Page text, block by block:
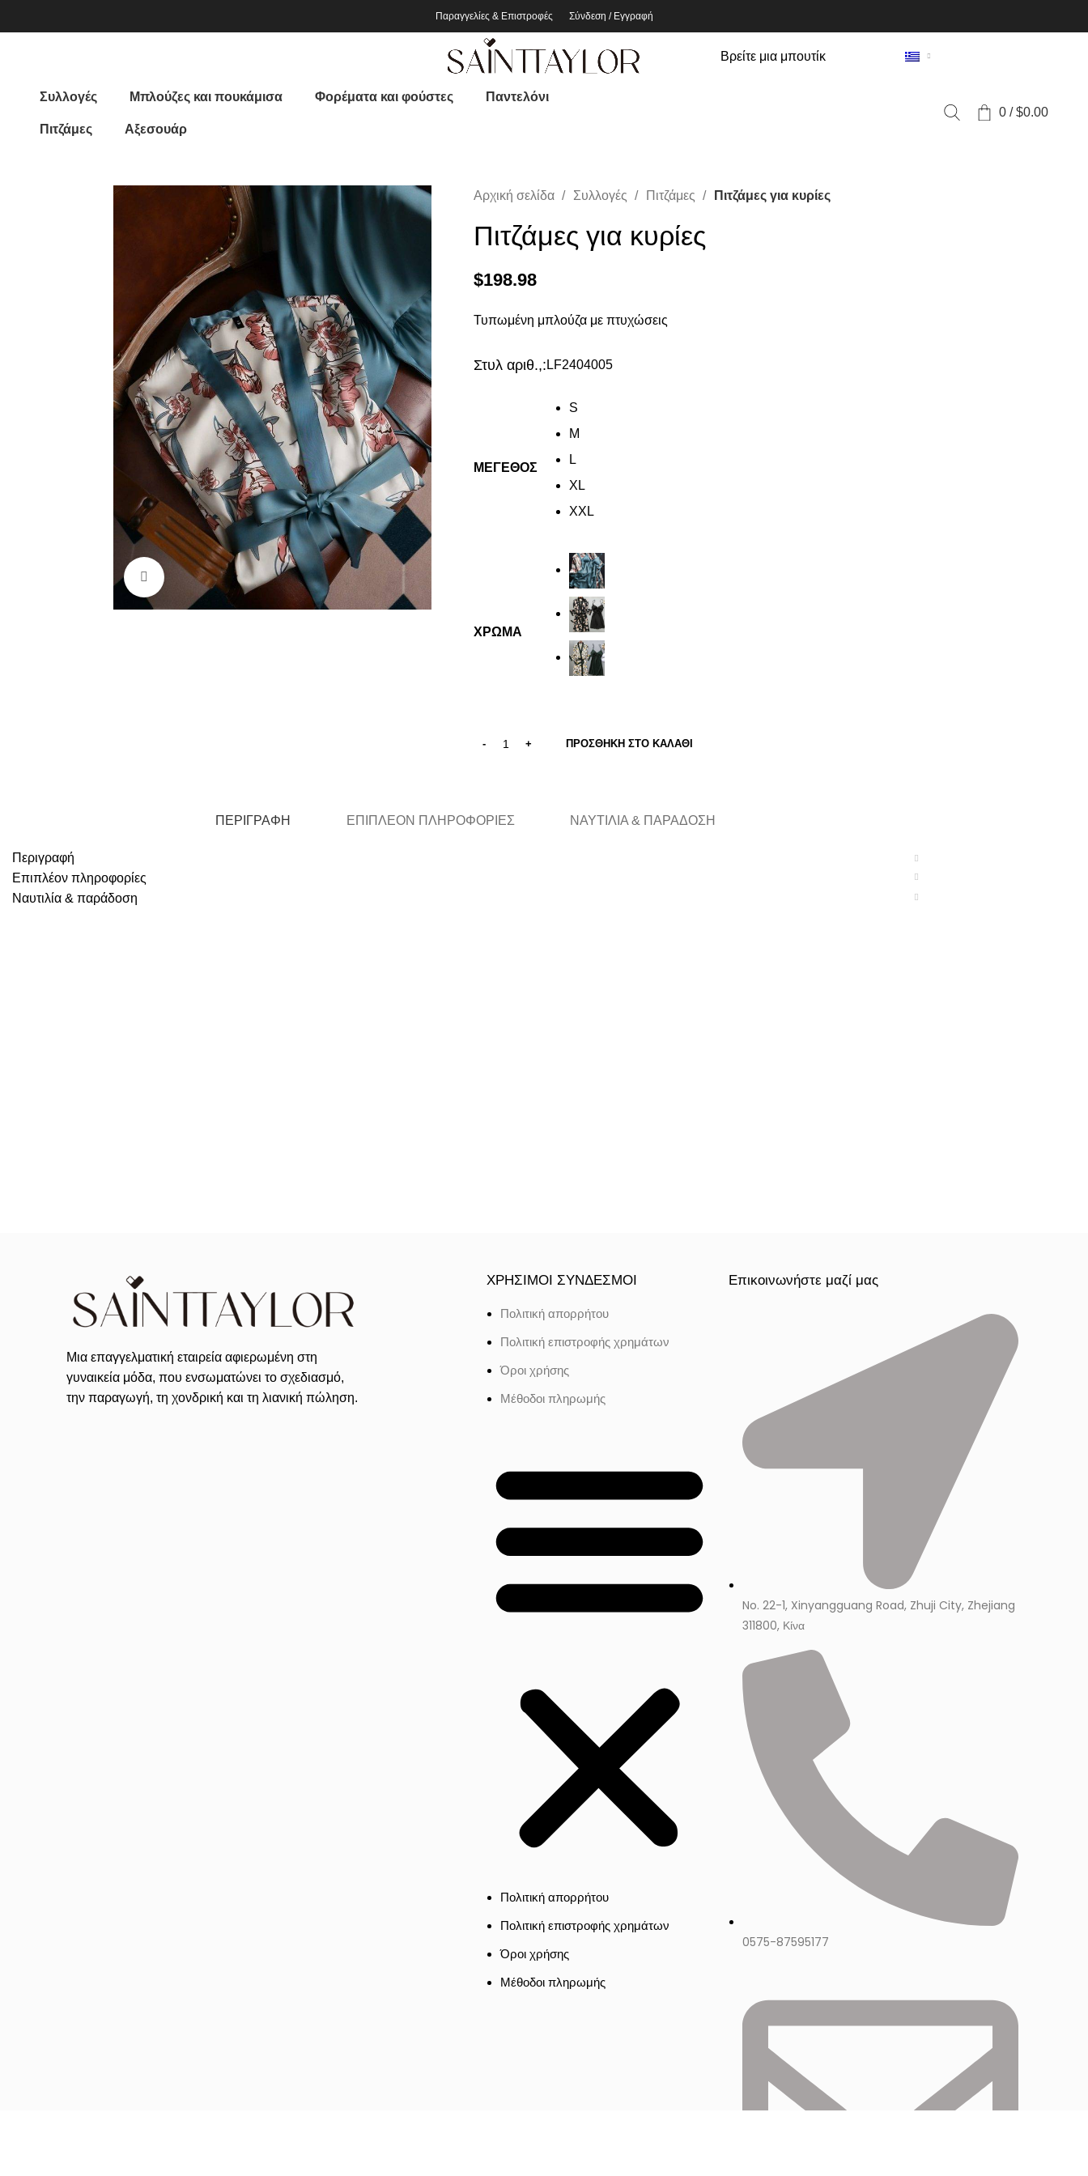
Παραγγελίες & Επιστροφές Σύνδεση / Εγγραφή
Βρείτε μια μπουτίκ
Συλλογές Μπλούζες και πουκάμισα Φορέματα και φούστες Παντελόνι
Πιτζάμες Αξεσουάρ
0/ $0.00
Κάντε κλικ για μεγέθυνση
Αρχική σελίδα Συλλογές Πιτζάμες Πιτζάμες για κυρίες
Πιτζάμες για κυρίες
$198.98
Τυπωμένη μπλούζα με πτυχώσεις
Στυλ αριθ.,: LF2404005
ΜΈΓΕΘΟΣ
S
M
L
XL
XXL
ΧΡΏΜΑ
ΠΡΟΣΘΉΚΗ ΣΤΟ ΚΑΛΆΘΙ
ΠΕΡΙΓΡΑΦΉ ΕΠΙΠΛΈΟΝ ΠΛΗΡΟΦΟΡΊΕΣ ΝΑΥΤΙΛΊΑ & ΠΑΡΆΔΟΣΗ
Περιγραφή
Επιπλέον πληροφορίες
Ναυτιλία & παράδοση
Μια επαγγελματική εταιρεία αφιερωμένη στη
γυναικεία μόδα, που ενσωματώνει το σχεδιασμό,
την παραγωγή, τη χονδρική και τη λιανική πώληση.
ΧΡΗΣΙΜΟΙ ΣΥΝΔΕΣΜΟΙ
Πολιτική απορρήτου
Πολιτική επιστροφής χρημάτων
Όροι χρήσης
Μέθοδοι πληρωμής
Πολιτική απορρήτου
Πολιτική επιστροφής χρημάτων
Όροι χρήσης
Μέθοδοι πληρωμής
Επικοινωνήστε μαζί μας
No. 22-1, Xinyangguang Road, Zhuji City, Zhejiang
311800, Κίνα
0575-87595177